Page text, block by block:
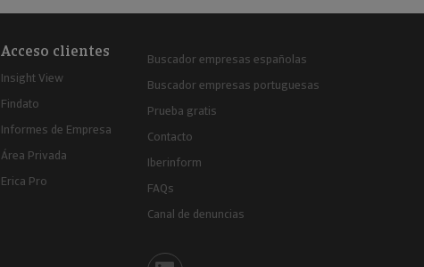
Acceso clientes
Insight View
Findato
Informes de Empresa
Área Privada
Erica Pro
Buscador empresas españolas
Buscador empresas portuguesas
Prueba gratis
Contacto
Iberinform
FAQs
Canal de denuncias